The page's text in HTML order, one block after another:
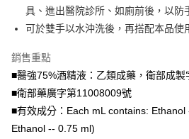
【關於「AFTEE先享後付」】
AFTEE先享後付是「在收到商品之後才付款
便利好安心！
２．便利：只要手機號碼，簡訊認證，即可結
３．安心：先確認商品／服務後，再付款。
【「AFTEE先享後付」結帳流程】
１．於結帳方式選擇「AFTEE先享後付」後
２．訂單成立數日內，您將收到繳費通知簡訊
ATM付款
運送方式
宅配
每筆NT$150，滿NT$1,500(含以上)免運
具、進出醫院診所、如廁前後，以防
可於雙手以水沖洗後，再搭配本品使
銷售重點
■醫強75%酒精液：乙類成藥，衛部成
■衛部藥廣字第11008009號
■有效成分：Each mL contains:
Ethanol -- 0.75 ml)